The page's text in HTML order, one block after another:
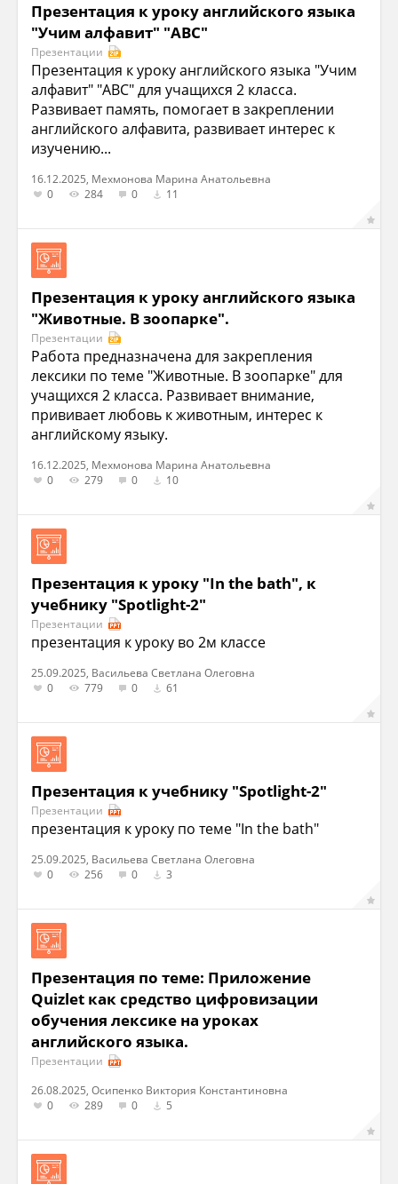
Презентация к уроку английского языка
"Учим алфавит" "ABC"
Презентации
Презентация к уроку английского языка "Учим
алфавит" "ABC" для учащихся 2 класса.
Развивает память, помогает в закреплении
английского алфавита, развивает интерес к
изучению...
16.12.2025, Мехмонова Марина Анатольевна
0
284 0 11
Презентация к уроку английского языка
"Животные. В зоопарке".
Презентации
Работа предназначена для закрепления
лексики по теме "Животные. В зоопарке" для
учащихся 2 класса. Развивает внимание,
прививает любовь к животным, интерес к
английскому языку.
16.12.2025, Мехмонова Марина Анатольевна
0
279 0 10
Презентация к уроку "In the bath", к
учебнику "Spotlight-2"
Презентации
презентация к уроку во 2м классе
25.09.2025, Васильева Светлана Олеговна
0
779 0 61
Презентация к учебнику "Spotlight-2"
Презентации
презентация к уроку по теме "In the bath"
25.09.2025, Васильева Светлана Олеговна
0
256 0 3
Презентация по теме: Приложение
Quizlet как средство цифровизации
обучения лексике на уроках
английского языка.
Презентации
26.08.2025, Осипенко Виктория Константиновна
0
289 0 5